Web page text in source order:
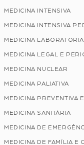
MEDICINA INTENSIVA
MEDICINA INTENSIVA
MEDICINA
MEDICINA LEGAL E
MEDICINA NUCLEAR
MEDICINA PALIATIVA
MEDICINA PREVENTIVA E
MEDICINA SANITÁRIA
MEDICINA DE
MEDICINA DE FAMÍLIA E